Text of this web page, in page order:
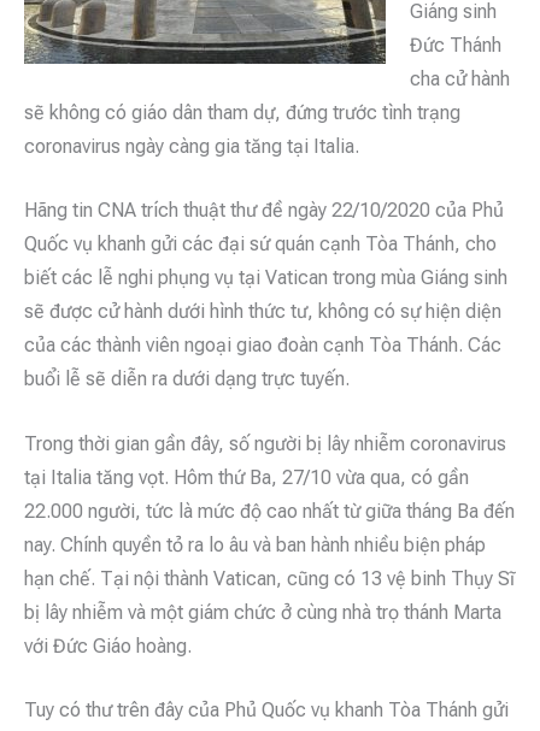
Giáng sinh
Đức Thánh
cha cử hành
sẽ không có giáo dân tham dự, đứng trước tình trạng
coronavirus ngày càng gia tăng tại Italia.
Hãng tin CNA trích thuật thư đề ngày 22/10/2020 của Phủ
Quốc vụ khanh gửi các đại sứ quán cạnh Tòa Thánh, cho
biết các lễ nghi phụng vụ tại Vatican trong mùa Giáng sinh
sẽ được cử hành dưới hình thức tư, không có sự hiện diện
của các thành viên ngoại giao đoàn cạnh Tòa Thánh. Các
buổi lễ sẽ diễn ra dưới dạng trực tuyến.
Trong thời gian gần đây, số người bị lây nhiễm coronavirus
tại Italia tăng vọt. Hôm thứ Ba, 27/10 vừa qua, có gần
22.000 người, tức là mức độ cao nhất từ giữa tháng Ba đến
nay. Chính quyền tỏ ra lo âu và ban hành nhiều biện pháp
hạn chế. Tại nội thành Vatican, cũng có 13 vệ binh Thụy Sĩ
bị lây nhiễm và một giám chức ở cùng nhà trọ thánh Marta
với Đức Giáo hoàng.
Tuy có thư trên đây của Phủ Quốc vụ khanh Tòa Thánh gửi